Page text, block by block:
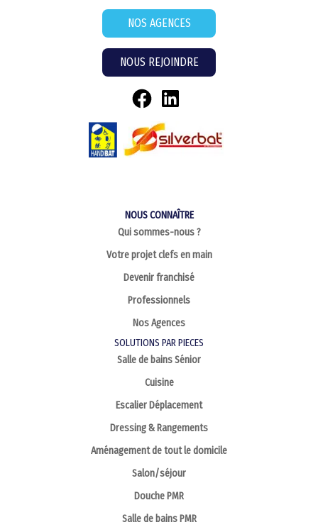
NOS AGENCES
NOUS REJOINDRE
NOUS CONNAÎTRE
Qui sommes-nous ?
Votre projet clefs en main
Devenir franchisé
Professionnels
Nos Agences
SOLUTIONS PAR PIECES
Salle de bains Sénior
Cuisine
Escalier Déplacement
Dressing & Rangements
Aménagement de tout le domicile
Salon/séjour
Douche PMR
Salle de bains PMR